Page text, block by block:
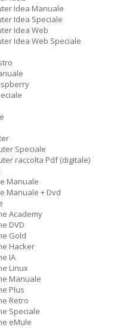
Idea Manuale
Idea Speciale
Idea Web
Idea Web Speciale
Speciale
raccolta Pdf (digitale)
Manuale
Manuale + Dvd
Academy
DVD
Gold
Hacker
IA
Linux
Manuale
Plus
Retro
Speciale
eMule